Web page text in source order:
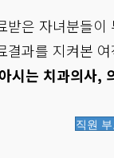
받은 자녀분들이
결과를 지켜본
시는 치과의사,
직원